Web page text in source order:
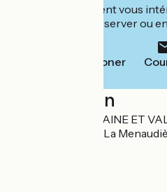
Cet établissement vous
leur site pour réserver ou
Téléphoner
Localisation
PARCS DE TOURAINE ET
Saint-Denis Hors La